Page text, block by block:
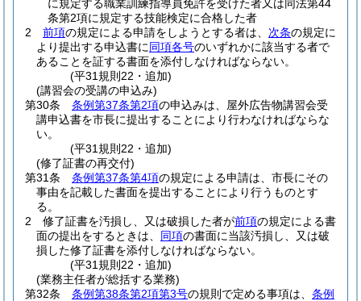
に規定する職業訓練指導員免許を受けた者又は同法第44
条第2項に規定する技能検定に合格した者
2
前項の規定による申請をしようとする者は、 次条の規定に
より提出する申込書に同項各号のいずれかに該当する者で
あることを証する書面を添付しなければならない。
(平31規則22・追加)
(講習会の受講の申込み)
第30条
条例第37条第2項の申込みは、屋外広告物講習会受
講申込書を市長に提出することにより行わなければならな
い。
(平31規則22・追加)
(修了証書の再交付)
第31条
条例第37条第4項の規定による申請は、市長にその
事由を記載した書面を提出することにより行うものとす
る。
2
修了証書を汚損し、又は破損した者が前項の規定による書
面の提出をするときは、 同項の書面に当該汚損し、又は破
損した修了証書を添付しなければならない。
(平31規則22・追加)
(業務主任者が総括する業務)
第32条
条例第38条第2項第3号の規則で定める事項は、 条例